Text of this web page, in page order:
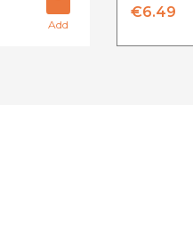
Add
€6.49